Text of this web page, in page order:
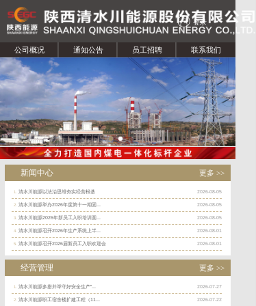
登录
公司概况 通知公告 员工招聘 联系我们
新闻中心 更多 >>
2026-08-05
1. 清水川能源以法治思维夯实经营根基
2026-08-05
2. 清水川能源举办2026年度第十一期固...
2026-08-05
3. 清水川能源2026年新员工入职培训圆...
2026-08-01
4. 清水川能源召开2026年生产系统上半...
2026-08-01
5. 清水川能源召开2026届新员工入职欢迎会
经营管理 更多 >>
2026-07-27
1. 清水川能源多措并举守好安全生产“...
2026-07-22
2. 清水川能源职工宿舍楼扩建工程（11...